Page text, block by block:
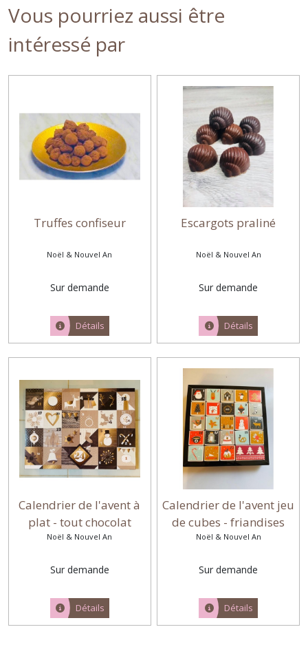
Vous pourriez aussi être
intéressé par
Truffes confiseur
Noël & Nouvel An
Sur demande
Détails
Escargots praliné
Noël & Nouvel An
Sur demande
Détails
Calendrier de l'avent à
plat - tout chocolat
Noël & Nouvel An
Sur demande
Détails
Calendrier de l'avent jeu
de cubes - friandises
mélangées
Noël & Nouvel An
Sur demande
Détails